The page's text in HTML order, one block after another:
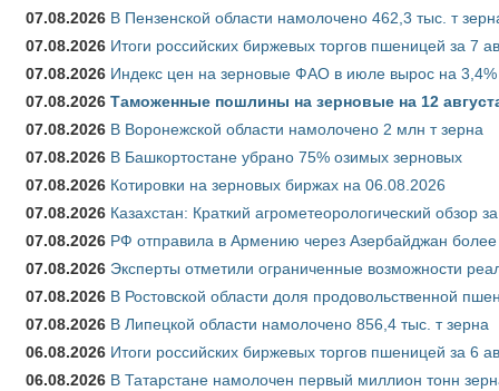
07.08.2026 В Пензенской области намолочено 462,3 тыс. т
07.08.2026 Итоги российских биржевых торгов пшеницей за 7
07.08.2026 Индекс цен на зерновые ФАО в июле вырос на 3,4%
07.08.2026 Таможенные пошлины на зерновые на 12
07.08.2026 В Воронежской области намолочено 2 млн т зерна
07.08.2026 В Башкортостане убрано 75% озимых зерновых
07.08.2026 Котировки на зерновых биржах на 06.08.2026
07.08.2026 Казахстан: Краткий агрометеорологический обзор
07.08.2026 РФ отправила в Армению через Азербайджан более
07.08.2026 Эксперты отметили ограниченные возможности
07.08.2026 В Ростовской области доля продовольственной
07.08.2026 В Липецкой области намолочено 856,4 тыс. т зерна
06.08.2026 Итоги российских биржевых торгов пшеницей за 6
06.08.2026 В Татарстане намолочен первый миллион тонн